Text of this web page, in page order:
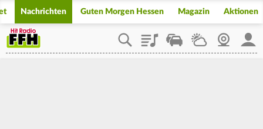
Nachrichten Guten Morgen Hessen Magazin Aktionen
PlaylistStaupilotWetterWebcam